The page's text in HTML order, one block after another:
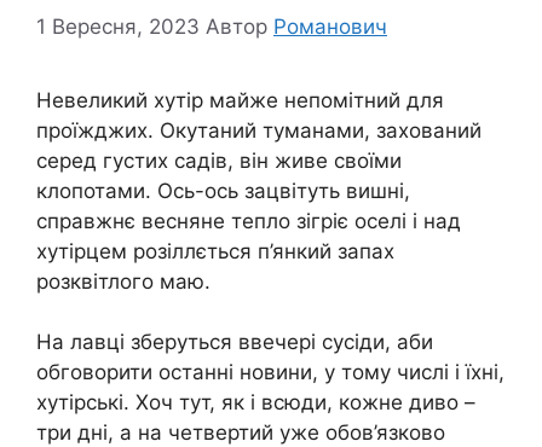
1 Вересня, 2023 Автор Романович
Невеликий хутір майже непомітний для
проїжджих. Окутаний туманами, захований
серед густих садів, він живе своїми
клопотами. Ось-ось зацвітуть вишні,
справжнє весняне тепло зігріє оселі і над
хутірцем розіллється п’янкий запах
розквітлого маю.
На лавці зберуться ввечері сусіди, аби
обговорити останні новини, у тому числі і їхні,
хутірські. Хоч тут, як і всюди, кожне диво –
три дні, а на четвертий уже обов’язково